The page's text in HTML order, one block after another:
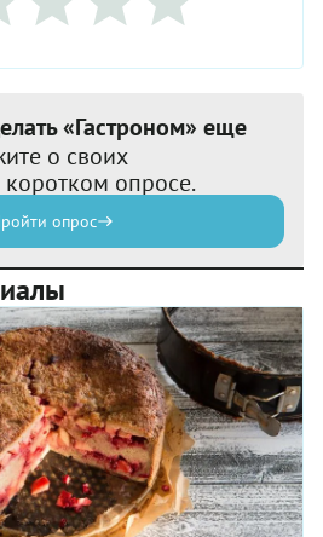
«Гастроном» еще
о своих
опросе.
опрос